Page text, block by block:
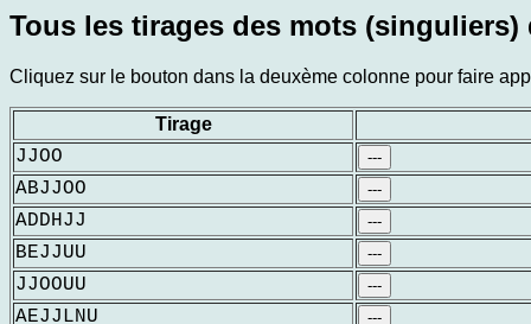
Tous les tirages des mots (singuliers)
Cliquez sur le bouton dans la deuxème colonne pour faire
Tirage
JJOO ---
ABJJOO ---
ADDHJJ ---
BEJJUU ---
JJOOUU ---
AEJJLNU ---